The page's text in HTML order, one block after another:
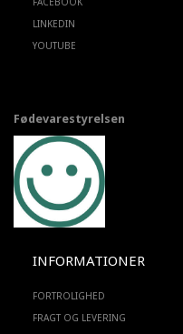
LINKEDIN
YOUTUBE
Fødevarestyrelsen
INFORMATIONER
FORTROLIGHED
FRAGT OG LEVERING